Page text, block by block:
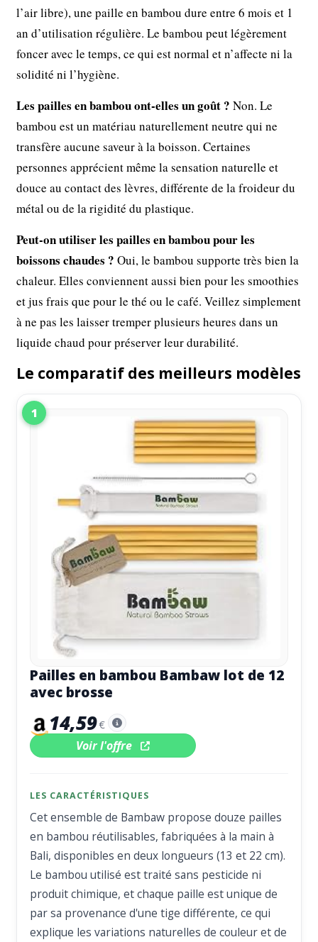
l’air libre), une paille en bambou dure entre 6 mois et 1
an d’utilisation régulière. Le bambou peut légèrement
foncer avec le temps, ce qui est normal et n’affecte ni la
solidité ni l’hygiène.
Les pailles en bambou ont-elles un goût ? Non. Le
bambou est un matériau naturellement neutre qui ne
transfère aucune saveur à la boisson. Certaines
personnes apprécient même la sensation naturelle et
douce au contact des lèvres, différente de la froideur du
métal ou de la rigidité du plastique.
Peut-on utiliser les pailles en bambou pour les
boissons chaudes ? Oui, le bambou supporte très bien la
chaleur. Elles conviennent aussi bien pour les smoothies
et jus frais que pour le thé ou le café. Veillez simplement
à ne pas les laisser tremper plusieurs heures dans un
liquide chaud pour préserver leur durabilité.
Le comparatif des meilleurs modèles
1
Pailles en bambou Bambaw lot de 12
avec brosse
14,59€
Voir l'offre
LES CARACTÉRISTIQUES
Cet ensemble de Bambaw propose douze pailles
en bambou réutilisables, fabriquées à la main à
Bali, disponibles en deux longueurs (13 et 22 cm).
Le bambou utilisé est traité sans pesticide ni
produit chimique, et chaque paille est unique de
par sa provenance d'une tige différente, ce qui
explique les variations naturelles de couleur et de